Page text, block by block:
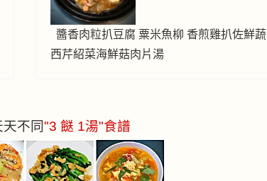
醬香肉粒扒豆腐 粟米魚柳 香煎雞扒佐鮮蔬
西芹紹菜海鮮菇肉片湯
天不同"3 餸 1湯"食譜